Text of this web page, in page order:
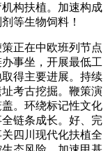
构扶植。加速构成
等生物饲料！
正在中欧班列节点
事坐，开展最低工
得主要进展。持续
考古挖掘。鞭策演
。环绕标记性文化
链条成长。好、完
四川现代化扶植全